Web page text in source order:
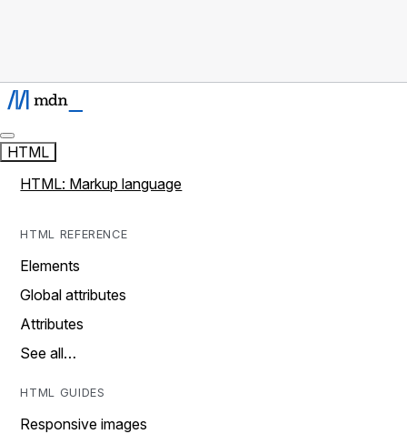
HTML
HTML: Markup language
HTML REFERENCE
Elements
Global attributes
Attributes
See all…
HTML GUIDES
Responsive images